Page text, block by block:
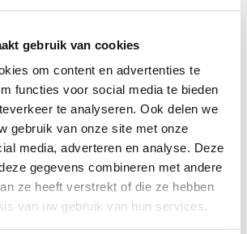
gebruik van cookies
om content en advertenties te
functies voor social media te bieden
te analyseren. Ook delen we
gebruik van onze site met onze
media, adverteren en analyse. Deze
gegevens combineren met andere
ze heeft verstrekt of die ze hebben
van uw gebruik van hun services.
POD-Title [1/4] words